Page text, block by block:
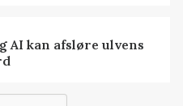
AI kan afsløre ulvens